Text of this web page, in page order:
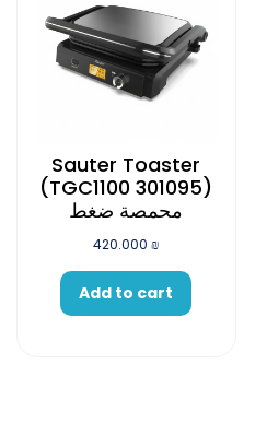
Sauter Toaster
(TGC1100 301095)
محمصة ضغط
420.000₪
Add to cart